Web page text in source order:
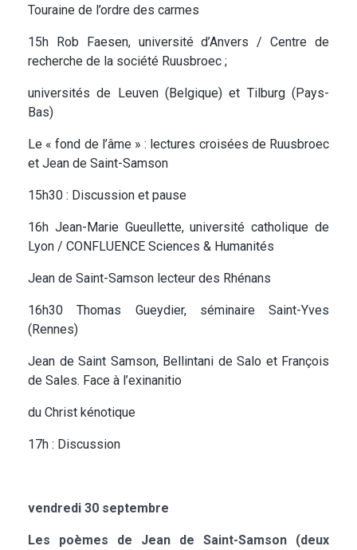
Touraine de l’ordre des carmes
15h Rob Faesen, université d’Anvers / Centre de
recherche de la société Ruusbroec ;
universités de Leuven (Belgique) et Tilburg (Pays-
Bas)
Le « fond de l’âme » : lectures croisées de Ruusbroec
et Jean de Saint-Samson
15h30 : Discussion et pause
16h Jean-Marie Gueullette, université catholique de
Lyon / CONFLUENCE Sciences & Humanités
Jean de Saint-Samson lecteur des Rhénans
16h30 Thomas Gueydier, séminaire Saint-Yves
(Rennes)
Jean de Saint Samson, Bellintani de Salo et François
de Sales. Face à l’exinanitio
du Christ kénotique
17h : Discussion
vendredi 30 septembre
Les poèmes de Jean de Saint-Samson (deux